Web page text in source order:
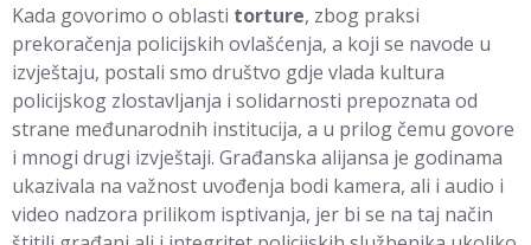
Kada govorimo o oblasti torture, zbog praksi
prekoračenja policijskih ovlašćenja, a koji se navode u
izvještaju, postali smo društvo gdje vlada kultura
policijskog zlostavljanja i solidarnosti prepoznata od
strane međunarodnih institucija, a u prilog čemu govore
i mnogi drugi izvještaji. Građanska alijansa je godinama
ukazivala na važnost uvođenja bodi kamera, ali i audio i
video nadzora prilikom isptivanja, jer bi se na taj način